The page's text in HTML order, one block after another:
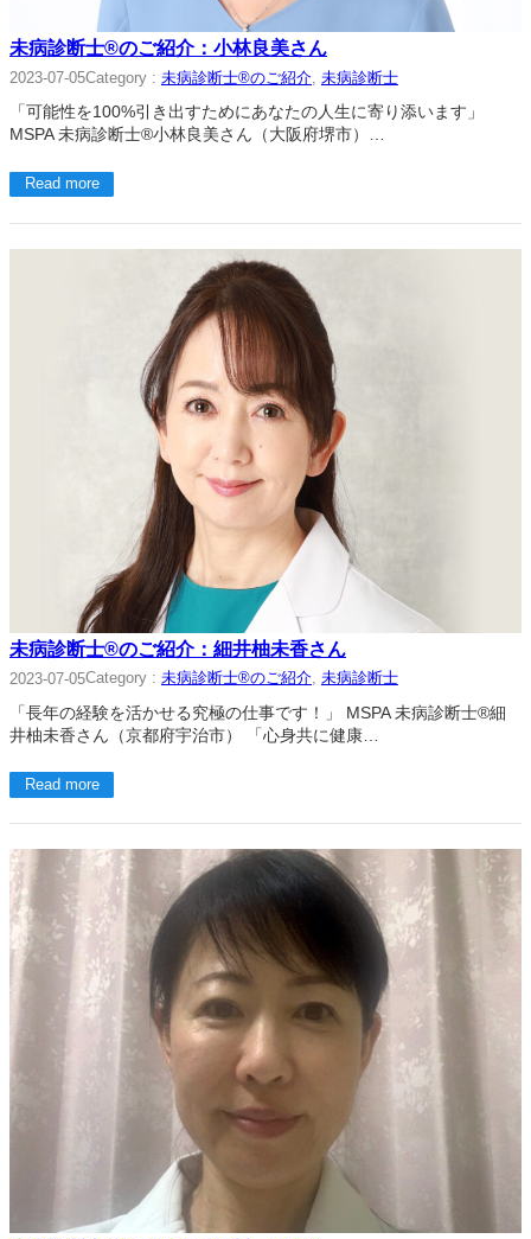
未病診断士®のご紹介：小林良美さん
2023-07-05Category : 未病診断士®のご紹介 未病診断士
「可能性を100%引き出すためにあなたの人生に寄り添います」
MSPA 未病診断士®小林良美さん（大阪府堺市）…
Read more
未病診断士®のご紹介：細井柚未香さん
2023-07-05Category : 未病診断士®のご紹介, 未病診断士
「長年の経験を活かせる究極の仕事です！」 MSPA 未病診断士®細
井柚未香さん（京都府宇治市） 「心身共に健康…
Read more